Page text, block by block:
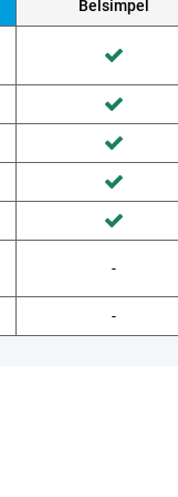
Belsimpel
Wordt gedaan door
Wordt gedaan door
Wordt gedaan door
Wordt gedaan door
Wordt gedaan door
Wordt niet gedaan
-
Wordt niet gedaan
-